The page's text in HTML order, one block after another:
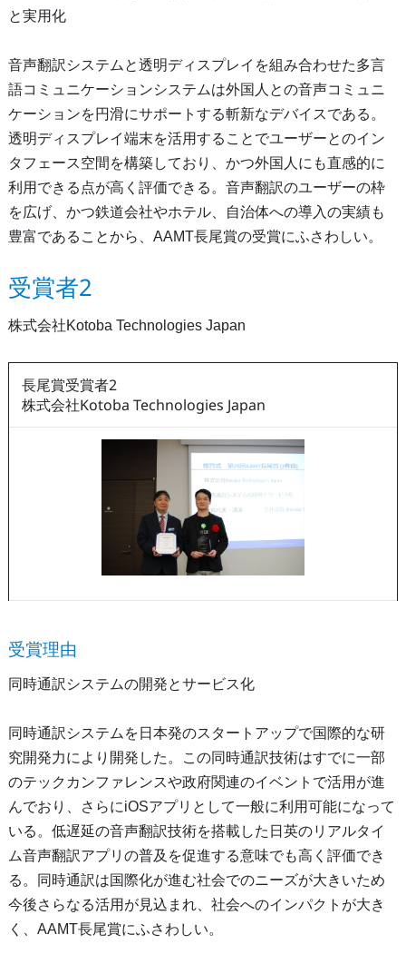
と実用化
音声翻訳システムと透明ディスプレイを組み合わせた多言
語コミュニケーションシステムは外国人との音声コミュニ
ケーションを円滑にサポートする斬新なデバイスである。
透明ディスプレイ端末を活用することでユーザーとのイン
タフェース空間を構築しており、かつ外国人にも直感的に
利用できる点が高く評価できる。音声翻訳のユーザーの枠
を広げ、かつ鉄道会社やホテル、自治体への導入の実績も
豊富であることから、AAMT長尾賞の受賞にふさわしい。
受賞者2
株式会社Kotoba Technologies Japan
長尾賞受賞者2
株式会社Kotoba Technologies Japan
受賞理由
同時通訳システムの開発とサービス化
同時通訳システムを日本発のスタートアップで国際的な研
究開発力により開発した。この同時通訳技術はすでに一部
のテックカンファレンスや政府関連のイベントで活用が進
んでおり、さらにiOSアプリとして一般に利用可能になって
いる。低遅延の音声翻訳技術を搭載した日英のリアルタイ
ム音声翻訳アプリの普及を促進する意味でも高く評価でき
る。同時通訳は国際化が進む社会でのニーズが大きいため
今後さらなる活用が見込まれ、社会へのインパクトが大き
く、AAMT長尾賞にふさわしい。